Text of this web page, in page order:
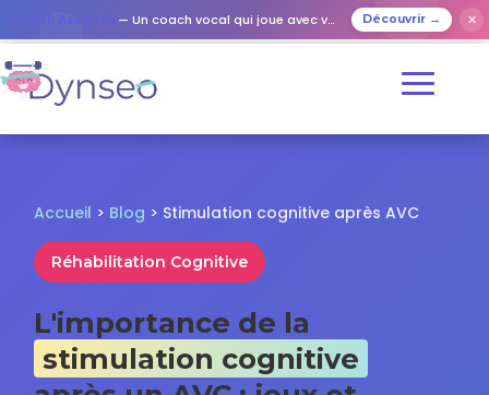
Coach Assist IA — Un coach vocal qui joue avec vos proches Découvrir → ✕
Accueil > Blog > Stimulation cognitive après AVC
Réhabilitation Cognitive
L'importance de la
stimulation cognitive